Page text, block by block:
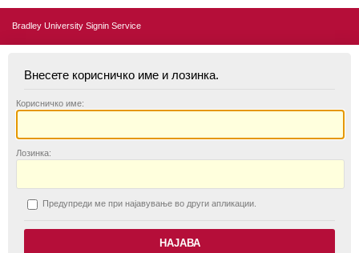
Bradley University Signin Service
Внесете корисничко име и лозинка.
Корисничко име:
Лозинка:
Предупреди ме при најавување во други апликации.